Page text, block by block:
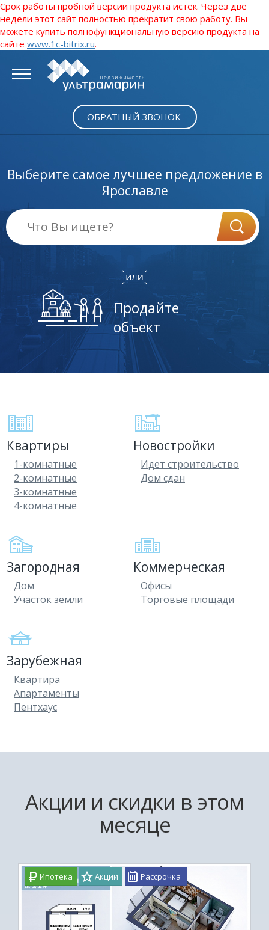
Срок работы пробной версии продукта истек. Через две
недели этот сайт полностью прекратит свою работу. Вы
можете купить полнофункциональную версию продукта на
сайте www.1c-bitrix.ru.
ОБРАТНЫЙ ЗВОНОК
Выберите самое лучшее предложение в
Ярославле
Продайте
объект
Квартиры
1-комнатные
2-комнатные
3-комнатные
4-комнатные
Новостройки
Идет строительство
Дом сдан
Загородная
Дом
Участок земли
Коммерческая
Офисы
Торговые площади
Зарубежная
Квартира
Апартаменты
Пентхаус
Акции и скидки в этом
месяце
Ипотека Акции Рассрочка